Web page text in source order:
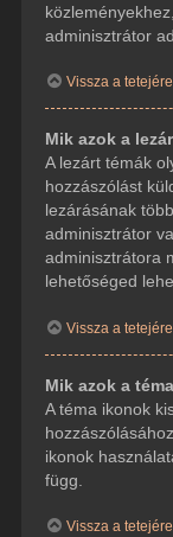
adminisztrátor
Vissza a tetejére
Mik azok a
A lezárt témák
hozzászólást
lezárásának
adminisztrátor
adminisztrátora
lehetőséged
Vissza a tetejére
Mik azok a
A téma ikonok
ikonok
függ.
Vissza a tetejére